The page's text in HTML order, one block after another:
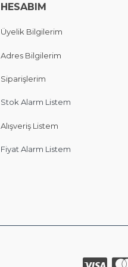
HESABIM
Üyelik Bilgilerim
Adres Bilgilerim
Siparişlerim
Stok Alarm Listem
Alışveriş Listem
Fiyat Alarm Listem